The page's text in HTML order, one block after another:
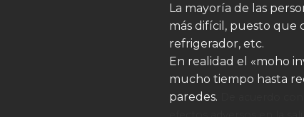
La mayoría de las
más difícil, puesto que
refrigerador, etc.
En realidad el «moho
mucho tiempo hasta
paredes.